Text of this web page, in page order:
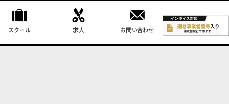
スクール 求人 お問い合わせ